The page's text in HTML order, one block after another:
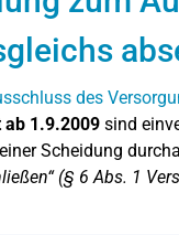
ab 1.9.2009 sind
Scheidung
(§ 6 Abs. 1